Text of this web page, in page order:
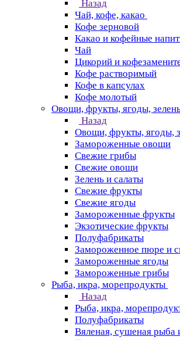
Назад
Чай, кофе, какао
Кофе зерновой
Какао и кофейные
Чай
Цикорий и
Кофе растворимый
Кофе в капсулах
Кофе молотый
Овощи, фрукты, ягоды,
Назад
Овощи, фрукты, ягоды,
Замороженные овощи
Свежие грибы
Свежие овощи
Зелень и салаты
Свежие фрукты
Свежие ягоды
Замороженные фрукты
Экзотические фрукты
Полуфабрикаты
Замороженное пюре и
Замороженные ягоды
Замороженные грибы
Рыба, икра, морепродукты
Назад
Рыба, икра,
Полуфабрикаты
Вяленая, сушеная рыба